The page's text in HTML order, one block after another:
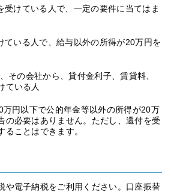
けている人で、一定の要件に当てはま
ている人で、給与以外の所得が20万円を
その会社から、貸付金利子、賃貸料、
ている人
円以下で公的年金等以外の所得が20万
の必要はありません。ただし、還付を受
ることはできます。
電子納税をご利用ください。口座振替